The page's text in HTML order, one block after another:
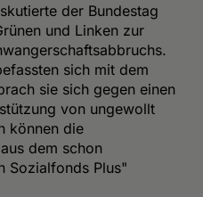
der Bundestag
und Linken zur
sich mit dem
sie sich gegen einen
von ungewollt
können die
dem schon
Sozialfonds Plus"